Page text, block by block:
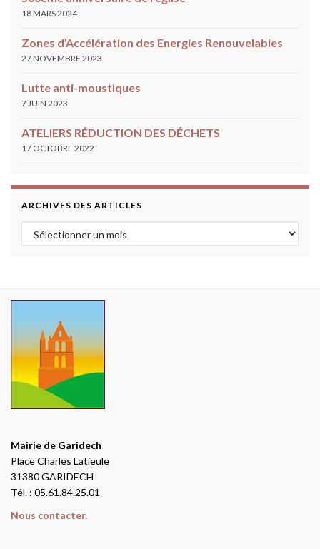
18 MARS 2024
Zones d’Accélération des Energies Renouvelables
27 NOVEMBRE 2023
Lutte anti-moustiques
7 JUIN 2023
ATELIERS RÉDUCTION DES DÉCHETS
17 OCTOBRE 2022
ARCHIVES DES ARTICLES
Archives des articles
Mairie de Garidech
Place Charles Latieule
31380 GARIDECH
Tél. : 05.61.84.25.01
Nous contacter.